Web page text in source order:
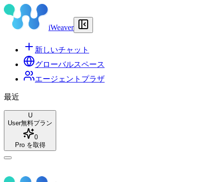
iWeaver
新しいチャット
グローバルスペース
エージェントプラザ
最近
U
User無料プラン
0
Pro を取得